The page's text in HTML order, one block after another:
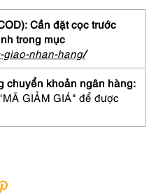
Cần đặt cọc trước
trong mục
giao-nhan-hang/
chuyển khoản ngân hàng:
GIẢM GIÁ" để được